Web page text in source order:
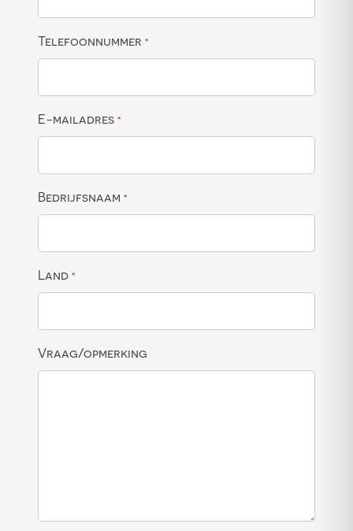
Telefoonnummer *
E-mailadres *
Bedrijfsnaam *
Land *
Vraag/opmerking